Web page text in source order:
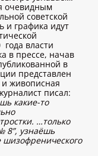
очевидным
советской
и графика идут
года власти
в прессе, начав
в
представлен
живописная
писал:
какие-то
…только
8”, узнаёшь
шизофренического